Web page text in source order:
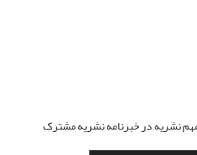
مهم نشریه در خبرنامه نشریه مشترک